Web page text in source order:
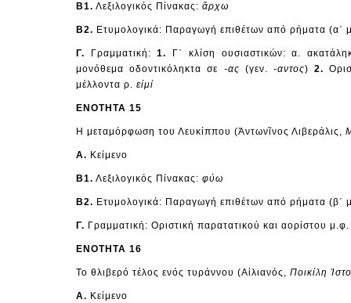
Β1. Λεξιλογικός Πίνακας: ἄρχω
Β2. Ετυμολογικά: Παραγωγή επιθέτων από ρήματα (α΄
Γ. Γραμματική:1.
Γ΄ κλίση ουσιαστικών: α.
μονόθεμα οδοντικόληκτα σε -ας (γεν.-αντος)2.
μέλλοντα ρ. εἰμί
ΕΝΟΤΗΤΑ 15
Η μεταμόρφωση του Λευκίππου (Ἀντωνῖνος Λιβεράλις,
Α. Κείμενο
Β1. Λεξιλογικός Πίνακας: φύω
Β2. Ετυμολογικά: Παραγωγή επιθέτων από ρήματα (β΄
Γ. Γραμματική: Οριστική παρατατικού και αορίστου
ΕΝΟΤΗΤΑ 16
Το θλιβερό τέλος ενός τυράννου (Αἰλιανός, Ποικίλη
Α. Κείμενο